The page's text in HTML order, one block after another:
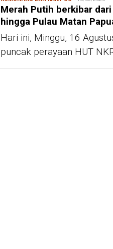
Merah Putih berkibar
hingga Pulau Matan
Hari ini, Minggu, 16
puncak perayaan HUT